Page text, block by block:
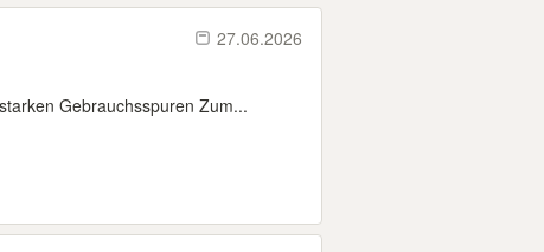
27.06.2026
Gebrauchsspuren Zum...